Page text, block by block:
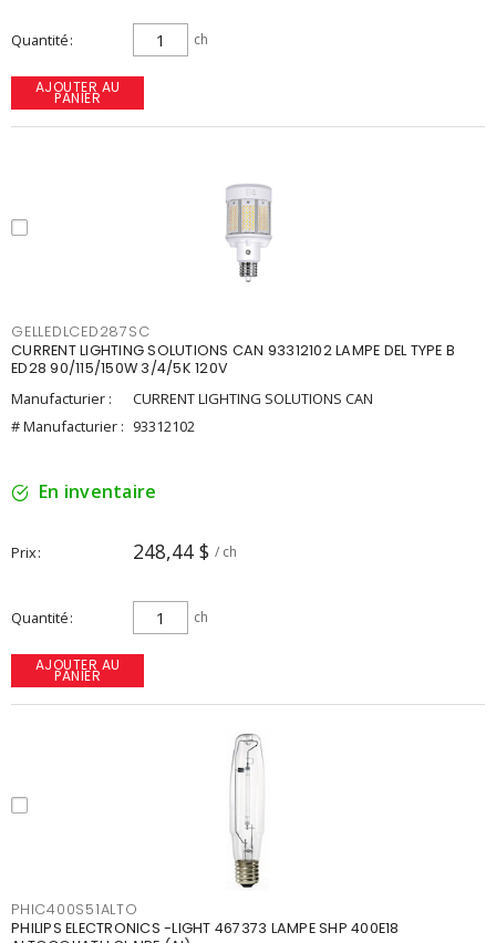
Quantité ch
AJOUTER AU
PANIER
GELLEDLCED287SC
CURRENT LIGHTING SOLUTIONS CAN 93312102 LAMPE DEL TYPE B
ED28 90/115/150W 3/4/5K 120V
Manufacturier :
CURRENT LIGHTING SOLUTIONS CAN
# Manufacturier : 93312102
En inventaire
Prix 248,44 $ / ch
Quantité ch
AJOUTER AU
PANIER
PHIC400S51ALTO
PHILIPS ELECTRONICS -LIGHT 467373 LAMPE SHP 400E18